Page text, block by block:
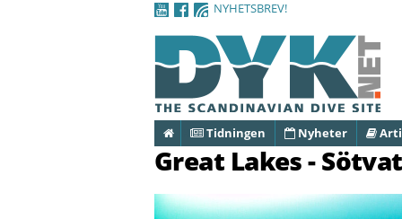
NYHETSBREV!
HemTidningen Nyheter
Great Lakes -